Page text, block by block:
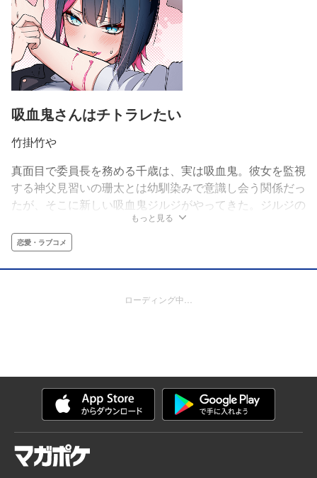
吸血鬼さんはチトラレたい
竹掛竹や
真面目で委員長を務める千歳は、実は吸血鬼。彼女を監視
する神父見習いの珊太とは幼馴染みで意識し会う関係だっ
たが、そこに新しい吸血鬼ジルジがやってきた。ジルジの
吸血する姿に嫉妬した千歳は、珊太に上書きしようと吸血
するが、その血の味は――!?真面目な吸血鬼が目覚めてし
まった性癖は「チトラレ」!?人外ヒロインが食欲と恋愛と
性癖の間で悩む新感覚吸血ラブコメディ！
もっと見る
恋愛・ラブコメ
ローディング中…